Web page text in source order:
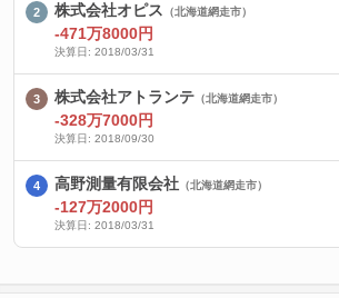
株式会社オピス （北海道網走市）
-471万8000円
決算日: 2018/03/31
株式会社アトランテ （北海道網走市）
-328万7000円
決算日: 2018/09/30
高野測量有限会社 （北海道網走市）
-127万2000円
決算日: 2018/03/31